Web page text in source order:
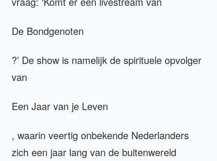
De Bondgenoten
?’ De show is namelijk de spirituele opvolger
van
Een Jaar van je Leven
, waarin veertig onbekende Nederlanders
zich een jaar lang van de buitenwereld